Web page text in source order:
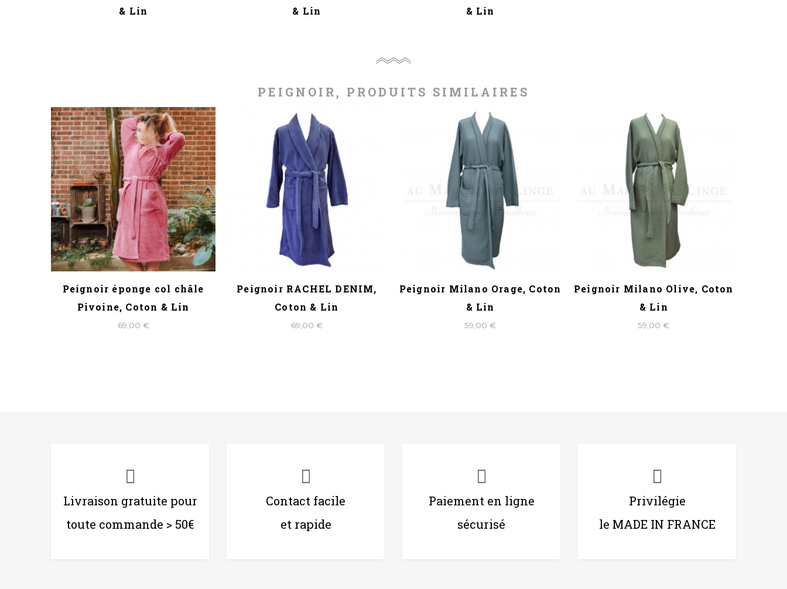
& Lin
& Lin
& Lin
PEIGNOIR, PRODUITS SIMILAIRES
Peignoir éponge col châle
Pivoine, Coton & Lin
69,00 €
Peignoir RACHEL DENIM,
Coton & Lin
69,00 €
Peignoir Milano Orage, Coton
& Lin
59,00 €
Peignoir Milano Olive, Coton
& Lin
59,00 €
Livraison gratuite pour
toute commande > 50€
Contact facile
et rapide
Paiement en ligne
sécurisé
Privilégie
le MADE IN FRANCE